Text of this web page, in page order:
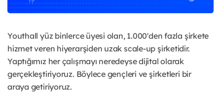
Youthall yüz binlerce üyesi olan, 1.000'den fazla şirkete
hizmet veren hiyerarşiden uzak scale-up şirketidir.
Yaptığımız her çalışmayı neredeyse dijital olarak
gerçekleştiriyoruz. Böylece gençleri ve şirketleri bir
araya getiriyoruz.